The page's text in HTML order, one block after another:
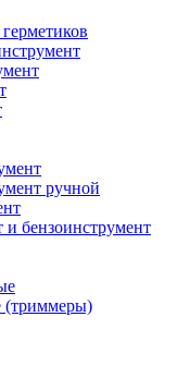
ручной
бензоинструмент
(триммеры)